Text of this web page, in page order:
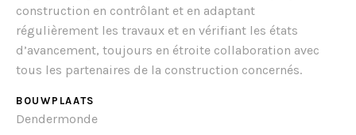
construction en contrôlant et en adaptant
régulièrement les travaux et en vérifiant les états
d’avancement, toujours en étroite collaboration avec
tous les partenaires de la construction concernés.
BOUWPLAATS
Dendermonde